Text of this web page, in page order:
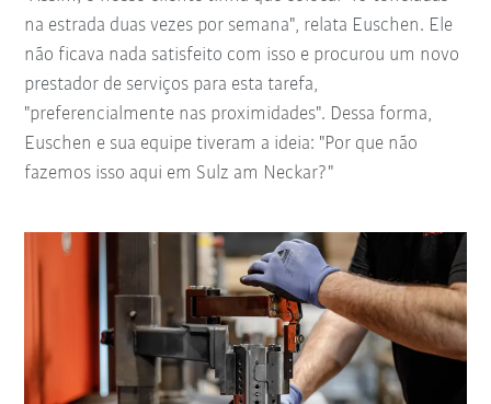
na estrada duas vezes por semana", relata Euschen. Ele
não ficava nada satisfeito com isso e procurou um novo
prestador de serviços para esta tarefa,
"preferencialmente nas proximidades". Dessa forma,
Euschen e sua equipe tiveram a ideia: "Por que não
fazemos isso aqui em Sulz am Neckar?"